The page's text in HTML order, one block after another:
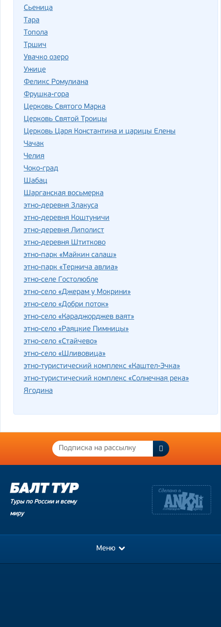
Сьеница
Тара
Топола
Тршич
Увачко озеро
Ужице
Феликс Ромулиана
Фрушка-гора
Церковь Святого Марка
Церковь Святой Троицы
Церковь Царя Константина и царицы Елены
Чачак
Челия
Чоко-град
Шабац
Шарганская восьмерка
этно-деревня Злакуса
этно-деревня Коштуничи
этно-деревня Липолист
этно-деревня Штитково
этно-парк «Майкин салаш»
этно-парк «Тержича авлиа»
этно-селе Гостолюбле
этно-село «Джерам у Мокрини»
этно-село «Добри поток»
этно-село «Караджорджев ваят»
этно-село «Раяцкие Пимницы»
этно-село «Стайчево»
этно-село «Шливовица»
этно-туристический комплекс «Каштел-Эчка»
этно-туристический комплекс «Солнечная река»
Ягодина
Туры по России и всему
миру
Меню